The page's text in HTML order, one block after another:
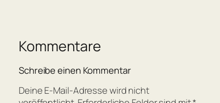
Kommentare
Schreibe einen Kommentar
Deine E-Mail-Adresse wird nicht